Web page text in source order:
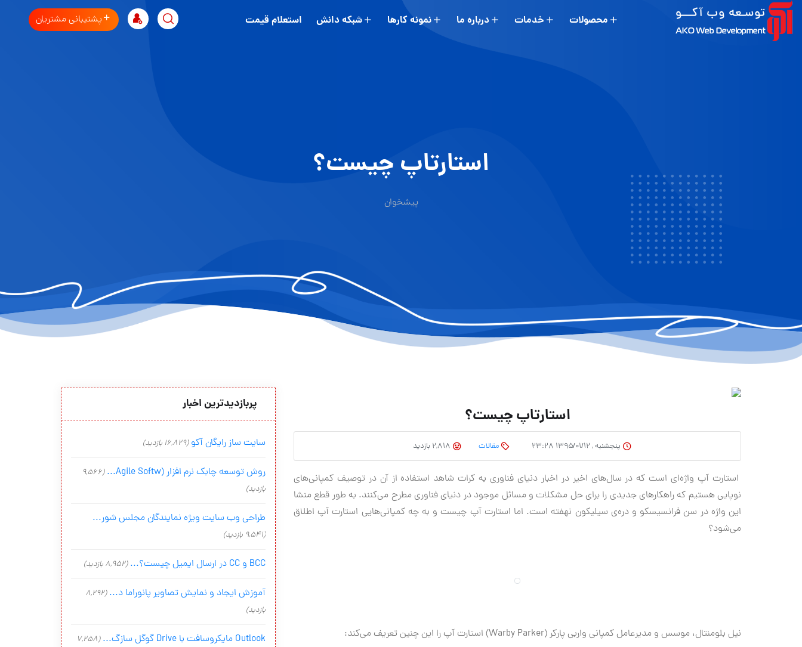
محصولات خدمات درباره ما نمونه کارها شبکه دانش استعلام قیمت پشتیبانی مشتریان
استارتاپ چیست؟
پیشخوان
استارتاپ چیست؟
پنجشنبه , ۱۳۹۵/۰۱/۱۲ ۲۳:۲۸ مقالات
استارت آپ واژه‌ای است که در سال‌های اخیر در اخبار دنیای فناوری به کرات شاهد استفاده از آن در توصیف کمپانی‌های
نوپایی هستیم که راهکارهای جدیدی را برای حل مشکلات و مسائل موجود در دنیای فناوری مطرح می‌کنند. به طور قطع منشا
این واژه در سن فرانسیسکو و دره‌ی سیلیکون نهفته است. اما استارت آپ چیست و به چه کمپانی‌هایی استارت آپ اطلاق
می‌شود؟
نیل بلومنتال، موسس و مدیرعامل کمپانی واربی پارکر (Warby Parker) استارت آپ را این چنین تعریف می‌کند:
پربازدیدترین اخبار
سایت ساز رایگان آکو (16,829 بازدید)
روش توسعه چابک نرم افزار (Agile Softw...
(9,566
بازدید)
طراحی وب سایت ویژه نمایندگان مجلس شور...
(9,541 بازدید)
BCC و CC در ارسال ایمیل چیست؟... (8,952 بازدید)
آموزش ایجاد و نمایش تصاویر پانوراما د... (8,292
بازدید)
Outlook مایکروسافت با Drive گوگل سازگ...
(7,258